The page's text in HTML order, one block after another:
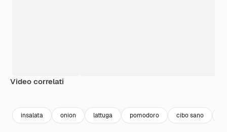
Video correlati
insalata onion lattuga pomodoro cibo sano